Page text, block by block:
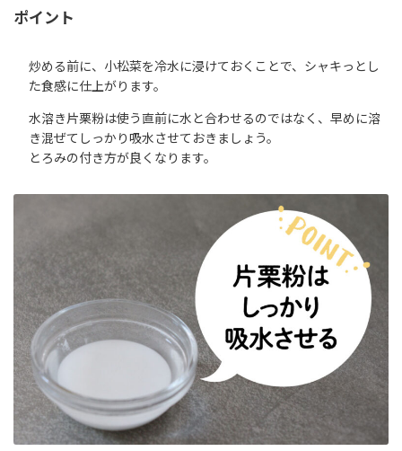
ポイント
炒める前に、小松菜を冷水に浸けておくことで、シャキっとし
た食感に仕上がります。
水溶き片栗粉は使う直前に水と合わせるのではなく、早めに溶
き混ぜてしっかり吸水させておきましょう。
とろみの付き方が良くなります。